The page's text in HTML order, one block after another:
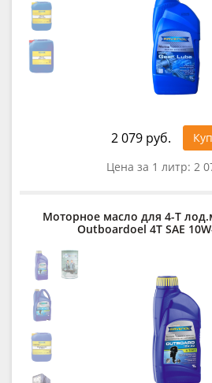
2 079 руб.
Цена за 1 литр: 2
Моторное масло для 4-T
Outboardoel 4T SAE